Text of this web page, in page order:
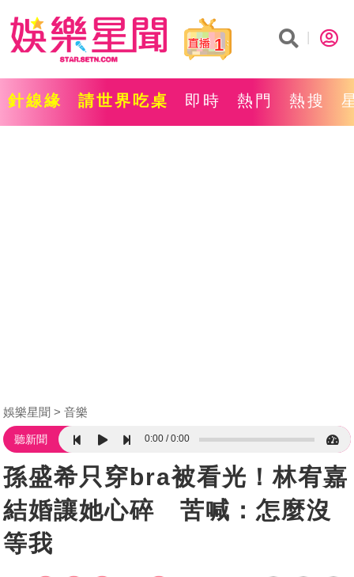
1
針線緣 請世界吃桌 即時 熱門 熱搜
娛樂星聞 音樂
聽新聞 0:00 0:00
孫盛希只穿bra被看光！林宥嘉
結婚讓她心碎 苦喊：怎麼沒
等我